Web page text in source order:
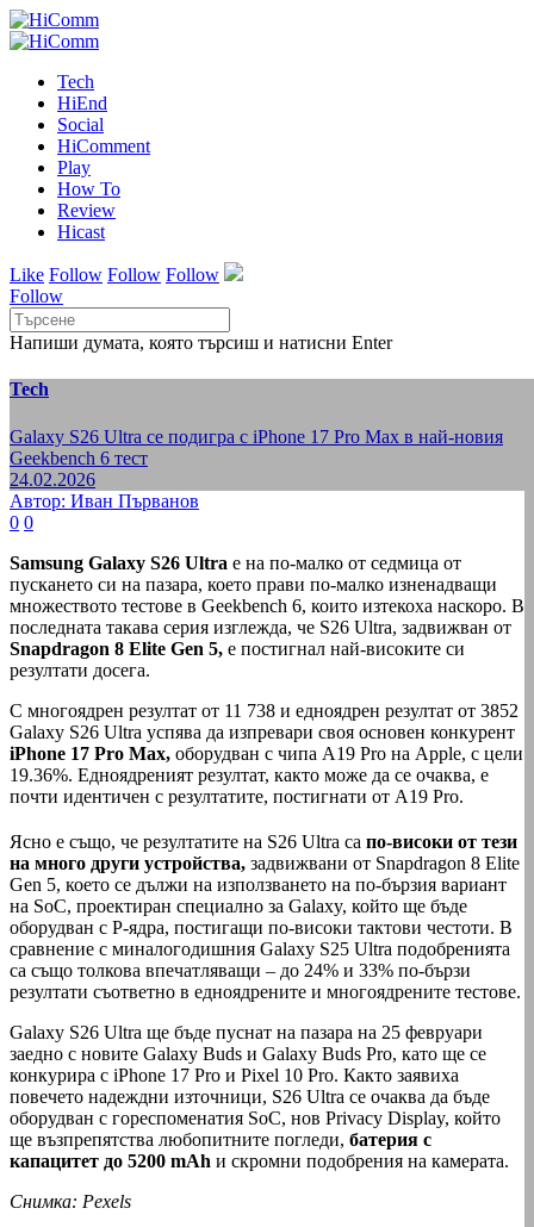
Tech
HiEnd
Social
HiComment
Play
How To
Review
Hicast
Like Follow Follow Follow
Follow
Напиши думата, която търсиш и натисни Enter
Tech
Galaxy S26 Ultra се подигра с iPhone 17 Pro Max в най-новия
Geekbench 6 тест
24.02.2026
Автор: Иван Първанов
0 0
Samsung Galaxy S26 Ultra е на по-малко от седмица от
пускането си на пазара, което прави по-малко изненадващи
множеството тестове в Geekbench 6, които изтекоха наскоро. В
последната такава серия изглежда, че S26 Ultra, задвижван от
Snapdragon 8 Elite Gen 5, е постигнал най-високите си
резултати досега.
С многоядрен резултат от 11 738 и едноядрен резултат от 3852
Galaxy S26 Ultra успява да изпревари своя основен конкурент
iPhone 17 Pro Max, оборудван с чипа A19 Pro на Apple, с цели
19.36%. Едноядреният резултат, както може да се очаква, е
почти идентичен с резултатите, постигнати от A19 Pro.
Ясно е също, че резултатите на S26 Ultra са по-високи от тези
на много други устройства, задвижвани от Snapdragon 8 Elite
Gen 5, което се дължи на използването на по-бързия вариант
на SoC, проектиран специално за Galaxy, който ще бъде
оборудван с P-ядра, постигащи по-високи тактови честоти. В
сравнение с миналогодишния Galaxy S25 Ultra подобренията
са също толкова впечатляващи – до 24% и 33% по-бързи
резултати съответно в едноядрените и многоядрените тестове.
Galaxy S26 Ultra ще бъде пуснат на пазара на 25 февруари
заедно с новите Galaxy Buds и Galaxy Buds Pro, като ще се
конкурира с iPhone 17 Pro и Pixel 10 Pro. Както заявиха
повечето надеждни източници, S26 Ultra се очаква да бъде
оборудван с гореспоменатия SoC, нов Privacy Display, който
ще възпрепятства любопитните погледи, батерия с
капацитет до 5200 mAh и скромни подобрения на камерата.
Снимка: Pexels